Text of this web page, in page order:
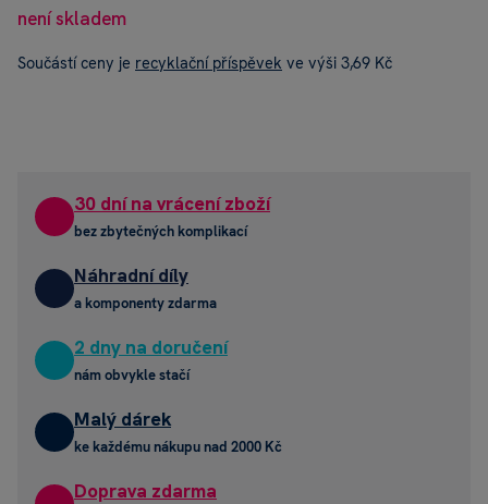
není skladem
Součástí ceny je recyklační příspěvek ve výši 3,69 Kč
30 dní na vrácení zboží
bez zbytečných komplikací
Náhradní díly
a komponenty zdarma
2 dny na doručení
nám obvykle stačí
Malý dárek
ke každému nákupu nad 2000 Kč
Doprava zdarma